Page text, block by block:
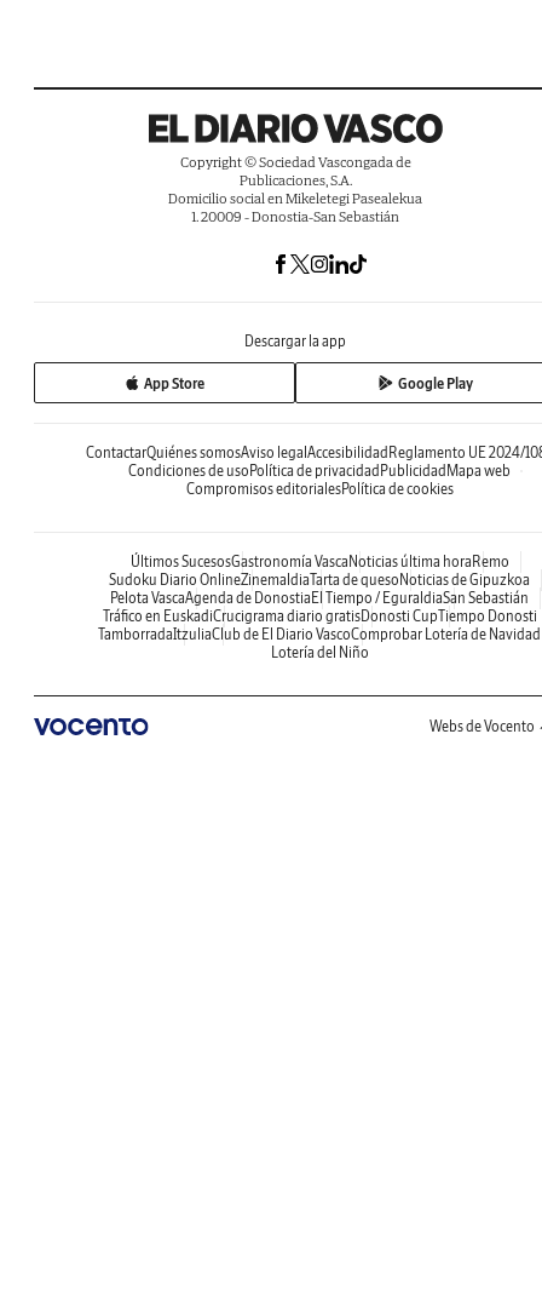
Copyright © Sociedad Vascongada de
Publicaciones, S.A.
Domicilio social en Mikeletegi Pasealekua
1. 20009 - Donostia-San Sebastián
Descargar la app
App Store Google Play
ContactarQuiénes somosAviso legal Accesibilidad Reglamento UE 2024/
Condiciones de uso Política de privacidad Publicidad Mapa web
Compromisos editorialesPolítica de cookies
Últimos SucesosGastronomía Vasca Noticias última hora Remo
Sudoku Diario OnlineZinemaldiaTarta de queso Noticias de Gipuzkoa
Pelota VascaAgenda de Donostia El Tiempo / EguraldiaSan Sebastián
Tráfico en EuskadiCrucigrama diario gratisDonosti CupTiempo Donosti
TamborradaItzuliaClub de El Diario VascoComprobar Lotería de Navidad
Lotería del Niño
Webs de Vocento